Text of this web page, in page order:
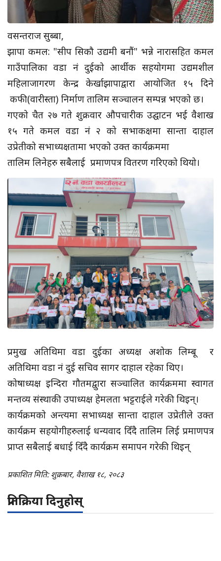
वसन्तराज सुब्बा,
झापा कमल: "सीप सिकौ उद्यमी बनौं" भन्ने नारासहित कमल
गाउँपालिका वडा नं दुईको आर्थीक सहयोगमा उद्यमशील
महिलाजागरण केन्द्र केर्खाझापाद्वारा आयोजित १५ दिने
कफी(वारीस्ता) निर्माण तालिम सञ्चालन सम्पन्न भएको छ।
गएको चैत २७ गते शुक्रवार औपचारीक उद्घाटन भई वैशाख
१५ गते कमल वडा नं २ को सभाकक्षमा सान्ता दाहाल
उप्रेतीको सभाध्यक्षतामा भएको उक्त कार्यक्रममा
तालिम लिनेहरु सबैलाई प्रमाणपत्र वितरण गरिएको थियो।
प्रमुख अतिथिमा वडा दुईका अध्यक्ष अशोक लिम्बू र
अतिथिमा वडा नं दुई सचिव सागर दाहाल रहेका थिए।
कोषाध्यक्ष इन्दिरा गौतमद्वुारा सञ्चालित कार्यक्रममा स्वागत
मन्तव्य संस्थाकी उपाध्यक्ष हेमलता भट्टराईले गरेकी थिइन्।
कार्यक्रमको अन्त्यमा सभाध्यक्ष सान्ता दाहाल उप्रेतीले उक्त
कार्यक्रम सहयोगीहरुलाई धन्यवाद दिँदै तालिम लिई प्रमाणपत्र
प्राप्त सबैलाई बधाई दिँदै कार्यक्रम समापन गरेकी थिइन्
प्रकाशित मिति: शुक्रबार, वैशाख १८, २०८३
प्रतिक्रिया दिनुहोस्